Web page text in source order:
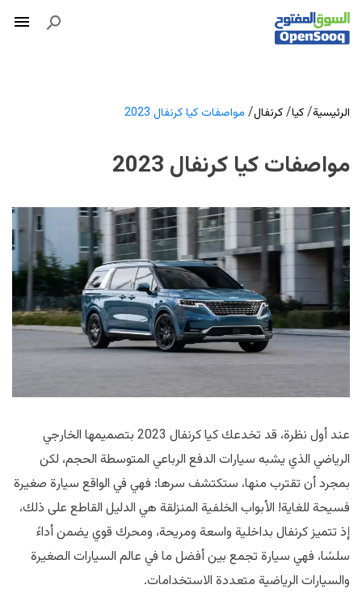
الرئيسية/كيا/كرنفال/ مواصفات كيا كرنفال 2023
مواصفات كيا كرنفال 2023
عند أول نظرة، قد تخدعك كيا كرنفال 2023 بتصميمها الخارجي
الرياضي الذي يشبه سيارات الدفع الرباعي المتوسطة الحجم، لكن
بمجرد أن تقترب منها، ستكتشف سرها: فهي في الواقع سيارة صغيرة
فسيحة للغاية! الأبواب الخلفية المنزلقة هي الدليل القاطع على ذلك،
إذ تتميز كرنفال بداخلية واسعة ومريحة، ومحرك قوي يضمن أداءً
سلسًا، فهي سيارة تجمع بين أفضل ما في عالم السيارات الصغيرة
والسيارات الرياضية متعددة الاستخدامات.